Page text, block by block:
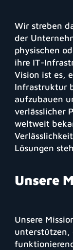
Wir streben
der
physischen
ihre IT-
Vision ist es,
Infrastruktur
aufzubauen
verlässlicher
weltweit
Lösungen
Unsere
Unsere
unterstützen,